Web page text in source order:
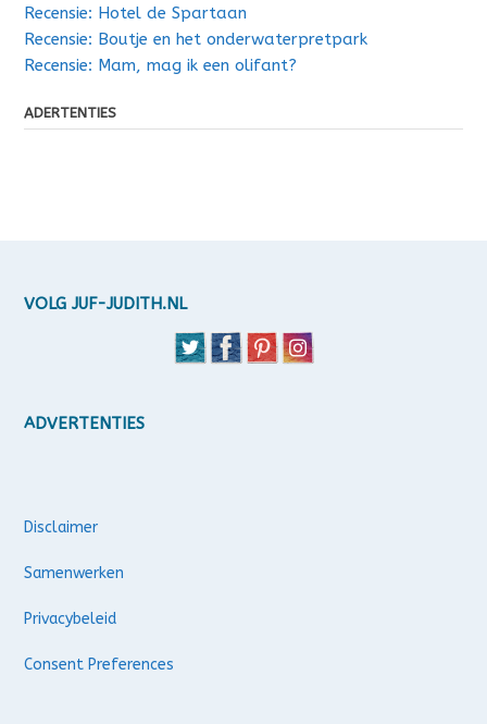
Recensie: Hotel de Spartaan
Recensie: Boutje en het onderwaterpretpark
Recensie: Mam, mag ik een olifant?
ADERTENTIES
VOLG JUF-JUDITH.NL
ADVERTENTIES
Disclaimer
Samenwerken
Privacybeleid
Consent Preferences